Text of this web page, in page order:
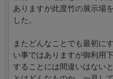
ありますが此度竹の展示場
した。
またどんなことでも最初に
い事ではありますが御利用
することには間違いはない